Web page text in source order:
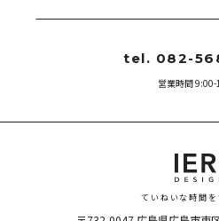
tel. 082-
営業時間
ていねいな時間を